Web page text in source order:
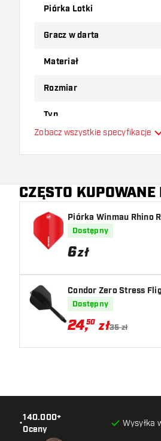
który wariant najbardziej Ci
Piórka Lotki
Gracz w darta
Materiał
Rozmiar
Typ
Główny kolor
Zobacz wszystkie specyfikacje
CZĘSTO
Piórka Winmau Rhino
Dostępny
6zł
Condor Zero Stress
Dostępny
24,50 zł35 zł
•
140.000+
Oceny
Wysyłka